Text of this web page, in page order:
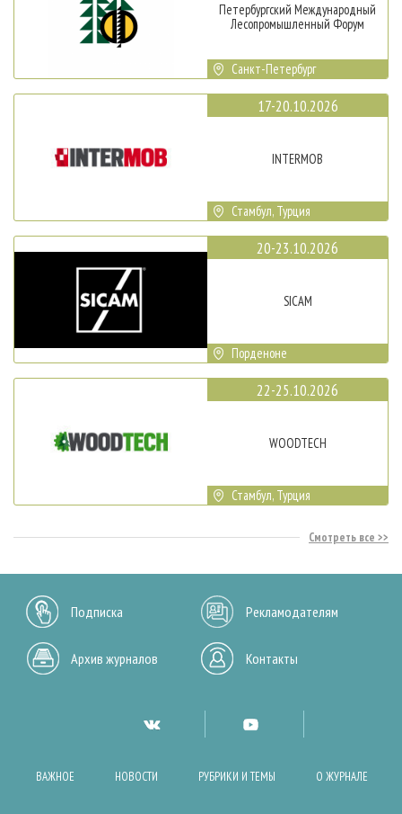
Петербургский Международный
Лесопромышленный Форум
Санкт-Петербург
17-20.10.2026
INTERMOB
Стамбул, Турция
20-23.10.2026
SICAM
Порденоне
22-25.10.2026
WOODTECH
Стамбул, Турция
Смотреть все
Подписка Рекламодателям
Архив журналов Контакты
ВАЖНОЕ НОВОСТИ РУБРИКИ И ТЕМЫ О ЖУРНАЛЕ